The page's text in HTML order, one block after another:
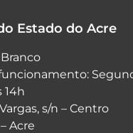
Estado do Acre
14h
s/n – Centro
Acre